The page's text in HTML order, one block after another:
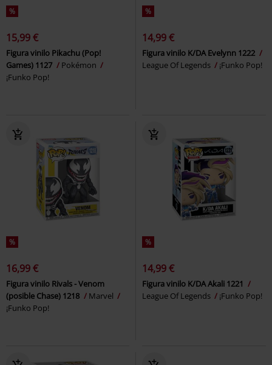
%
15,99 €
Figura vinilo Pikachu (Pop!
Games) 1127
Pokémon
¡Funko Pop!
%
14,99 €
Figura vinilo K/DA Evelynn 1222
League Of Legends
¡Funko Pop!
%
16,99 €
Figura vinilo Rivals - Venom
(posible Chase) 1218
Marvel
¡Funko Pop!
%
14,99 €
Figura vinilo K/DA Akali 1221
League Of Legends
¡Funko Pop!